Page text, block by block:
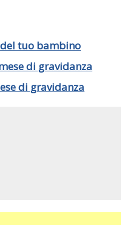
tuo bambino
di gravidanza
di gravidanza